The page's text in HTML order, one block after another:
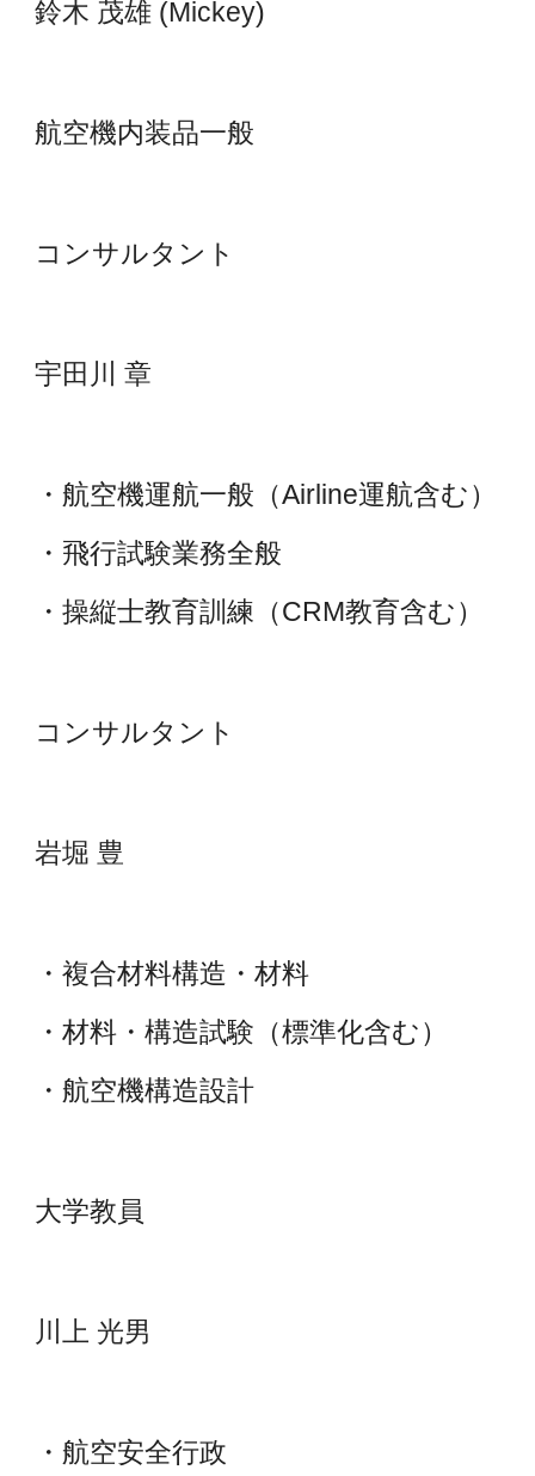
鈴木 茂雄 (Mickey)
航空機内装品一般
コンサルタント
宇田川 章
・航空機運航一般（Airline運航含む）
・飛行試験業務全般
・操縦士教育訓練（CRM教育含む）
コンサルタント
岩堀 豊
・複合材料構造・材料
・材料・構造試験（標準化含む）
・航空機構造設計
大学教員
川上 光男
・航空安全行政